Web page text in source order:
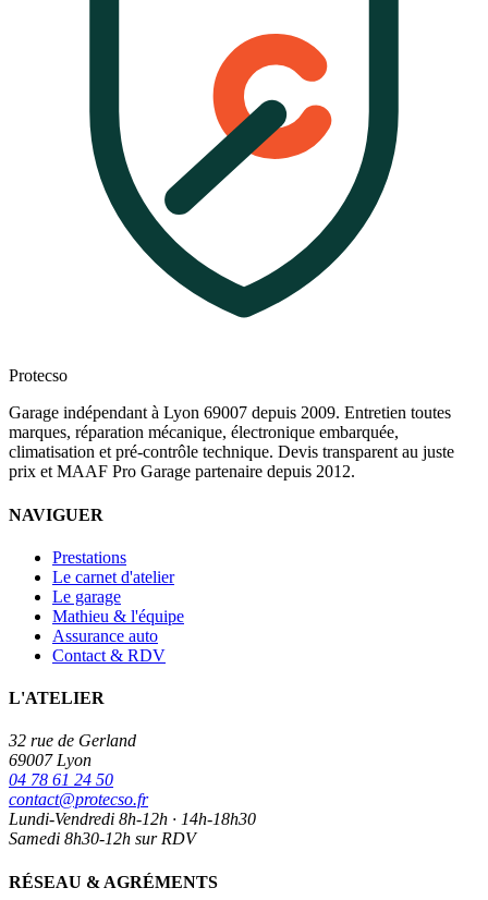
Protecso
Garage indépendant à Lyon 69007 depuis 2009. Entretien toutes
marques, réparation mécanique, électronique embarquée,
climatisation et pré-contrôle technique. Devis transparent au juste
prix et MAAF Pro Garage partenaire depuis 2012.
NAVIGUER
Prestations
Le carnet d'atelier
Le garage
Mathieu & l'équipe
Assurance auto
Contact & RDV
L'ATELIER
32 rue de Gerland
69007 Lyon
04 78 61 24 50
contact@protecso.fr
Lundi-Vendredi 8h-12h · 14h-18h30
Samedi 8h30-12h sur RDV
RÉSEAU & AGRÉMENTS